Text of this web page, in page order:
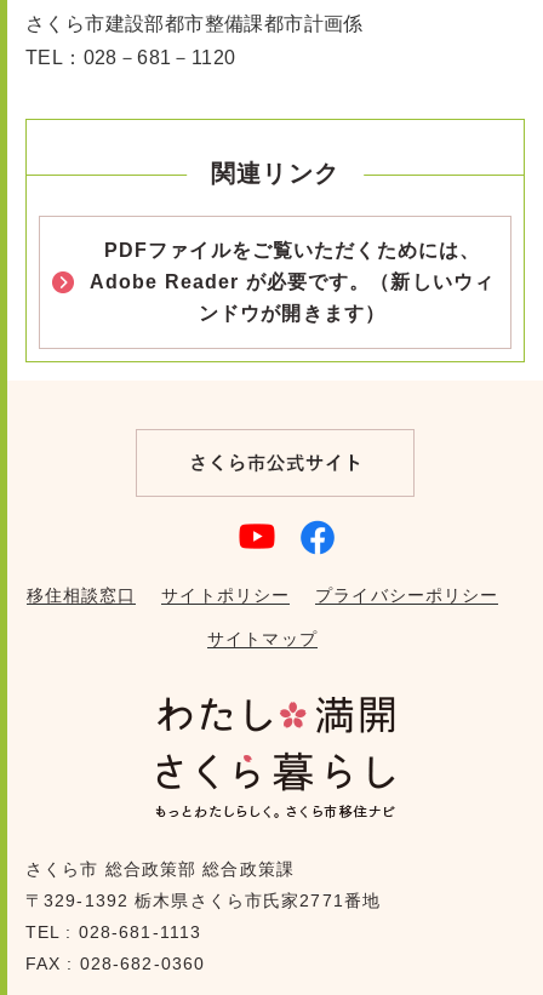
さくら市建設部都市整備課都市計画係
TEL：028－681－1120
関連リンク
PDFファイルをご覧いただくためには、
Adobe Reader が必要です。（新しいウィ
ンドウが開きます）
移住相談窓口 サイトポリシー プライバシーポリシー
サイトマップ
さくら市 総合政策部 総合政策課
〒329-1392 栃木県さくら市氏家2771番地
TEL : 028-681-1113
FAX : 028-682-0360